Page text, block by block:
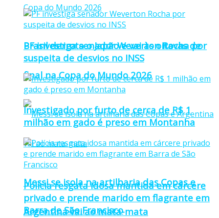
Brasil derrota o Japão e vai às oitavas de
final na Copa do Mundo 2026
Messi se isola na artilharia das Copas e
Argentina vai ao mata-mata
PF investiga senador Weverton Rocha por
suspeita de desvios no INSS
Investigado por furto de cerca de R$ 1
milhão em gado é preso em Montanha
Polícia resgata idosa mantida em cárcere
privado e prende marido em flagrante em
Barra de São Francisco